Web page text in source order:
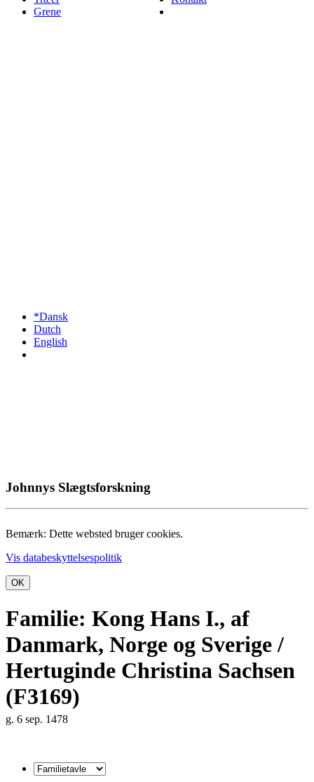
Grene
*Dansk
Dutch
English
Johnnys Slægtsforskning
Bemærk: Dette websted bruger cookies.
Vis databeskyttelsespolitik
OK
Familie: Kong Hans I., af
Danmark, Norge og Sverige /
Hertuginde Christina Sachsen
(F3169)
g. 6 sep. 1478